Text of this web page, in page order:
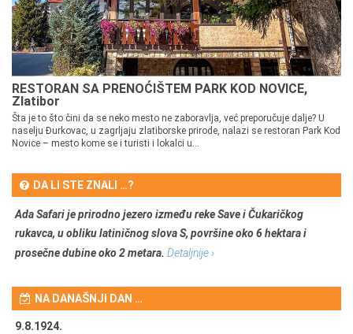
RESTORAN SA PRENOĆIŠTEM PARK KOD NOVICE,
Zlatibor
Šta je to što čini da se neko mesto ne zaboravlja, već preporučuje dalje? U
naselju Đurkovac, u zagrljaju zlatiborske prirode, nalazi se restoran Park Kod
Novice – mesto kome se i turisti i lokalci u...
DA LI STE ZNALI …?
Ada Safari je prirodno jezero između reke Save i Čukaričkog
rukavca, u obliku latiničnog slova S, površine oko 6 hektara i
prosečne dubine oko 2 metara. Detaljnije ›
NA DANAŠNJI DAN …
9.8.1924.